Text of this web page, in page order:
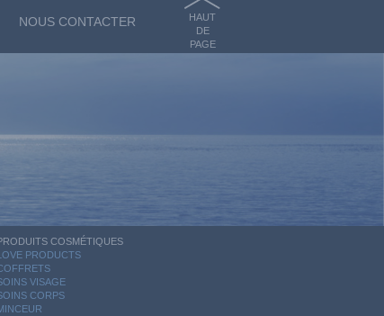
NOUS CONTACTER
HAUT
DE
PAGE
COSMÉTIQUES
LOVE PRODUCTS
VISAGE
CORPS